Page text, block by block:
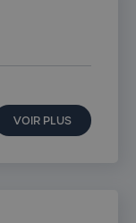
VOIR PLUS